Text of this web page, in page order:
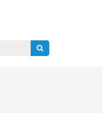
Search
for: